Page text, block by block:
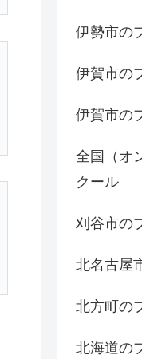
伊勢市の
伊賀市の
伊賀市の
全国（オ
クール
刈谷市の
北名古屋
北方町の
北海道の